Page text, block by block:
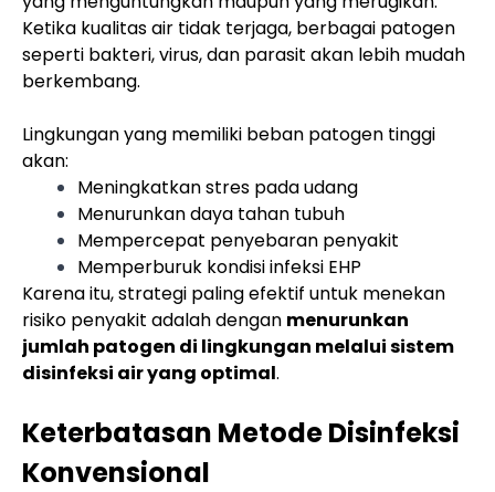
Ketika kualitas air tidak terjaga, berbagai patogen
seperti bakteri, virus, dan parasit akan lebih mudah
berkembang.
Lingkungan yang memiliki beban patogen tinggi
akan:
Meningkatkan stres pada udang
Menurunkan daya tahan tubuh
Mempercepat penyebaran penyakit
Memperburuk kondisi infeksi EHP
Karena itu, strategi paling efektif untuk menekan
risiko penyakit adalah dengan menurunkan
jumlah patogen di lingkungan melalui sistem
disinfeksi air yang optimal.
Keterbatasan Metode Disinfeksi
Konvensional